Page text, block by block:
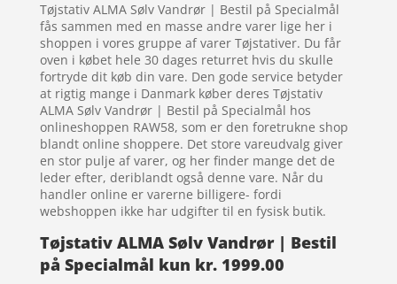
Tøjstativ ALMA Sølv Vandrør | Bestil på Specialmål
fås sammen med en masse andre varer lige her i
shoppen i vores gruppe af varer Tøjstativer. Du får
oven i købet hele 30 dages returret hvis du skulle
fortryde dit køb din vare. Den gode service betyder
at rigtig mange i Danmark køber deres Tøjstativ
ALMA Sølv Vandrør | Bestil på Specialmål hos
onlineshoppen RAW58, som er den foretrukne shop
blandt online shoppere. Det store vareudvalg giver
en stor pulje af varer, og her finder mange det de
leder efter, deriblandt også denne vare. Når du
handler online er varerne billigere- fordi
webshoppen ikke har udgifter til en fysisk butik.
Tøjstativ ALMA Sølv Vandrør | Bestil
på Specialmål kun kr. 1999.00